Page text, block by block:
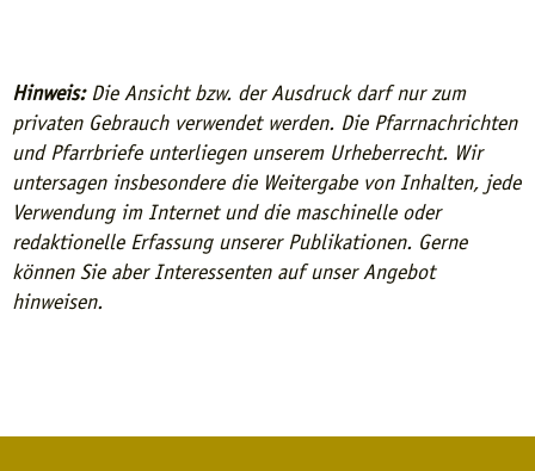
Hinweis:Die Ansicht bzw. der Ausdruck darf nur zum
privaten Gebrauch verwendet werden. Die Pfarrnachrichten
und Pfarrbriefe unterliegen unserem Urheberrecht. Wir
untersagen insbesondere die Weitergabe von Inhalten, jede
Verwendung im Internet und die maschinelle oder
redaktionelle Erfassung unserer Publikationen. Gerne
können Sie aber Interessenten auf unser Angebot
hinweisen.